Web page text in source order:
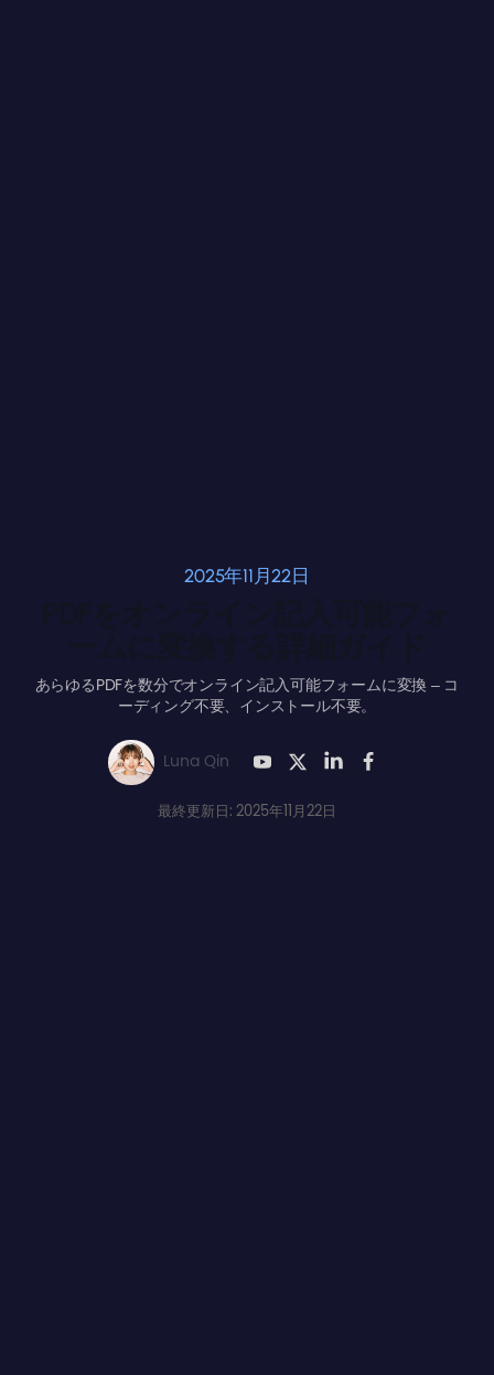
2025年11月22日
あらゆるPDFを数分でオンライン記入可能フォームに変換 – コ
ーディング不要、インストール不要。
Luna Qin
最終更新日: 2025年11月22日